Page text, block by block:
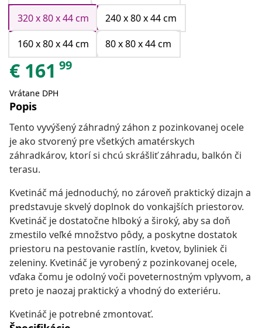
320 x 80 x 44 cm
240 x 80 x 44 cm
160 x 80 x 44 cm
80 x 80 x 44 cm
€ 161 99
Vrátane DPH
Popis
Tento vyvýšený záhradný záhon z pozinkovanej ocele
je ako stvorený pre všetkých amatérskych
záhradkárov, ktorí si chcú skrášliť záhradu, balkón či
terasu.
Kvetináč má jednoduchý, no zároveň praktický dizajn a
predstavuje skvelý doplnok do vonkajších priestorov.
Kvetináč je dostatočne hlboký a široký, aby sa doň
zmestilo veľké množstvo pôdy, a poskytne dostatok
priestoru na pestovanie rastlín, kvetov, byliniek či
zeleniny. Kvetináč je vyrobený z pozinkovanej ocele,
vďaka čomu je odolný voči poveternostným vplyvom, a
preto je naozaj praktický a vhodný do exteriéru.
Kvetináč je potrebné zmontovať.